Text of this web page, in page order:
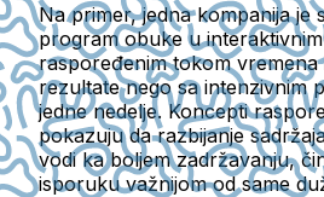
Na primer, jedna kompanija je
program obuke u
raspoređenim tokom vremena
rezultate nego sa intenzivnim
jedne nedelje. Koncepti
pokazuju da razbijanje
vodi ka boljem zadržavanju,
isporuku važnijom od same